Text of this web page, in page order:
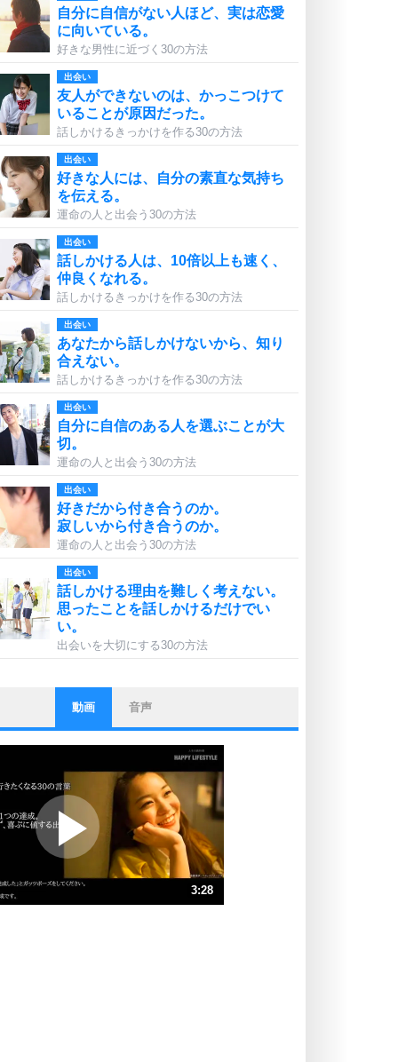
自分に自信がない人ほど、実は恋愛
に向いている。
好きな男性に近づく30の方法
出会い
友人ができないのは、かっこつけて
いることが原因だった。
話しかけるきっかけを作る30の方法
出会い
好きな人には、自分の素直な気持ち
を伝える。
運命の人と出会う30の方法
出会い
話しかける人は、10倍以上も速く、
仲良くなれる。
話しかけるきっかけを作る30の方法
出会い
あなたから話しかけないから、知り
合えない。
話しかけるきっかけを作る30の方法
出会い
自分に自信のある人を選ぶことが大
切。
運命の人と出会う30の方法
出会い
好きだから付き合うのか。
寂しいから付き合うのか。
運命の人と出会う30の方法
出会い
話しかける理由を難しく考えない。
思ったことを話しかけるだけでい
い。
出会いを大切にする30の方法
ストレス対策
他人と比べない。
いっそのこと、他人を見ない。
プラス思考
ポジティブになれない原因は、行動
しないから。
ポジティブ思考になる30の方法
ストレス対策
動画 音声
3:28